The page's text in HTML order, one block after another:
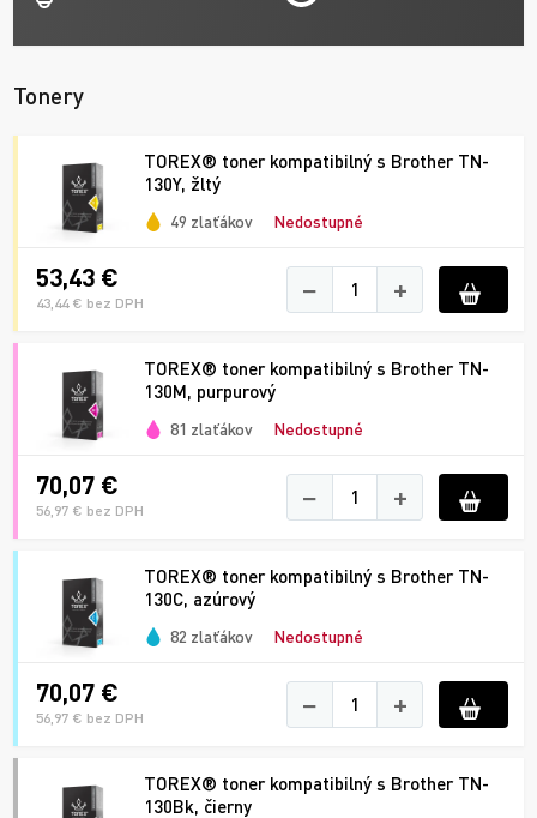
Tonery
TOREX® toner kompatibilný s Brother TN-
130Y, žltý
49 zlaťákov Nedostupné
53,43 €
43,44 € bez DPH − +
TOREX® toner kompatibilný s Brother TN-
130M, purpurový
81 zlaťákov Nedostupné
70,07 €
56,97 € bez DPH − +
TOREX® toner kompatibilný s Brother TN-
130C, azúrový
82 zlaťákov Nedostupné
70,07 €
56,97 € bez DPH − +
TOREX® toner kompatibilný s Brother TN-
130Bk, čierny